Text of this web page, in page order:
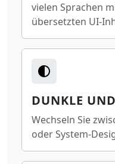
vielen Sprachen
übersetzten UI-
DUNKLE
Wechseln Sie
oder System-